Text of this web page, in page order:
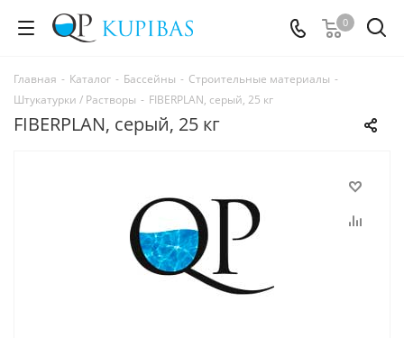
0
Главная - Каталог - Бассейны - Строительные материалы -
Штукатурки / Растворы - FIBERPLAN, серый, 25 кг
FIBERPLAN, серый, 25 кг